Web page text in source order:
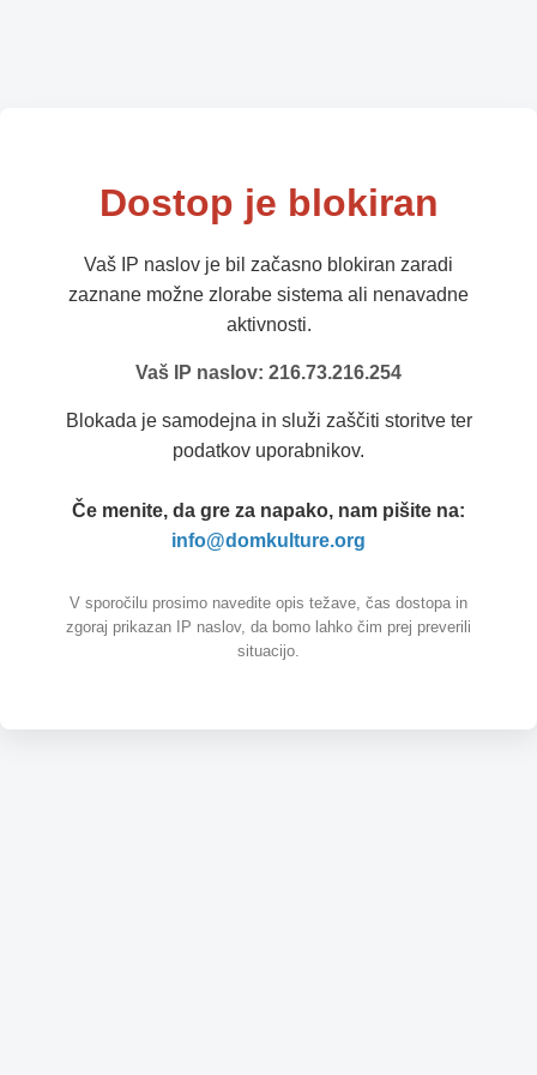
Dostop je blokiran
Vaš IP naslov je bil začasno blokiran zaradi
zaznane možne zlorabe sistema ali nenavadne
aktivnosti.
Vaš IP naslov: 216.73.216.254
Blokada je samodejna in služi zaščiti storitve ter
podatkov uporabnikov.
Če menite, da gre za napako, nam pišite na:
info@domkulture.org
V sporočilu prosimo navedite opis težave, čas dostopa in
zgoraj prikazan IP naslov, da bomo lahko čim prej preverili
situacijo.